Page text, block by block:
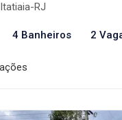
RJ
4 Banheiros 2